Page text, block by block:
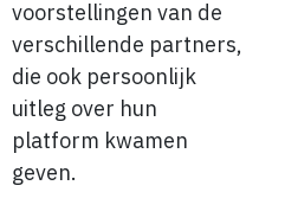
voorstellingen van de
verschillende partners,
die ook persoonlijk
uitleg over hun
platform kwamen
geven.